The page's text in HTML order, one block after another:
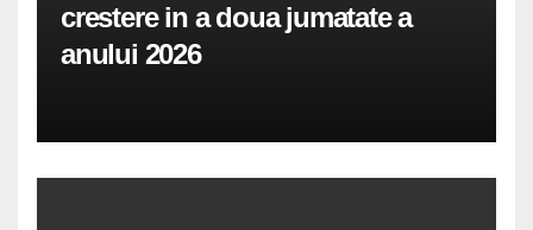
crestere in a doua jumatate a
anului 2026